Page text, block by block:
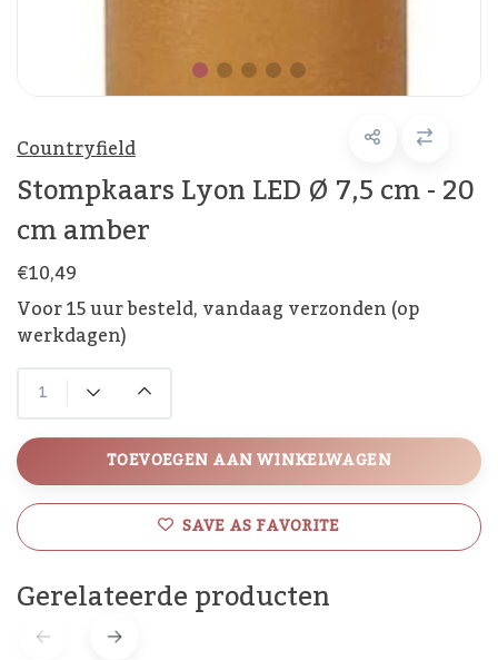
Countryfield
Stompkaars Lyon LED Ø 7,5 cm - 20
cm amber
€10,49
Voor 15 uur besteld, vandaag verzonden (op
werkdagen)
TOEVOEGEN AAN WINKELWAGEN
SAVE AS FAVORITE
Gerelateerde producten